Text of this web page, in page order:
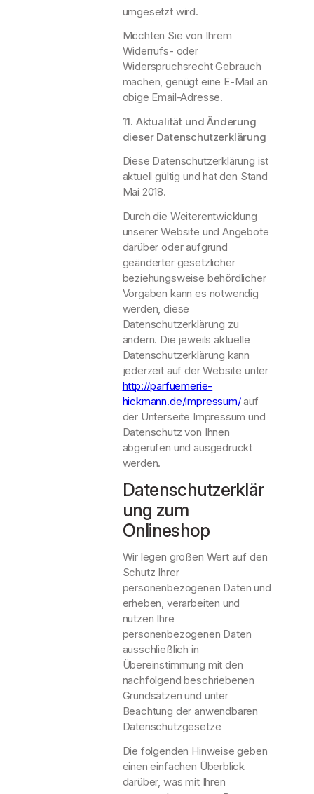
umgesetzt wird.
Möchten Sie von Ihrem
Widerrufs- oder
Widerspruchsrecht Gebrauch
machen, genügt eine E-Mail an
obige Email-Adresse.
11. Aktualität und Änderung
dieser Datenschutzerklärung
Diese Datenschutzerklärung ist
aktuell gültig und hat den Stand
Mai 2018.
Durch die Weiterentwicklung
unserer Website und Angebote
darüber oder aufgrund
geänderter gesetzlicher
beziehungsweise behördlicher
Vorgaben kann es notwendig
werden, diese
Datenschutzerklärung zu
ändern. Die jeweils aktuelle
Datenschutzerklärung kann
jederzeit auf der Website unter
http://parfuemerie-
hickmann.de/impressum/auf
der Unterseite Impressum und
Datenschutz von Ihnen
abgerufen und ausgedruckt
werden.
Datenschutzerklär
ung zum
Onlineshop
Wir legen großen Wert auf den
Schutz Ihrer
personenbezogenen Daten und
erheben, verarbeiten und
nutzen Ihre
personenbezogenen Daten
ausschließlich in
Übereinstimmung mit den
nachfolgend beschriebenen
Grundsätzen und unter
Beachtung der anwendbaren
Datenschutzgesetze
Die folgenden Hinweise geben
einen einfachen Überblick
darüber, was mit Ihren